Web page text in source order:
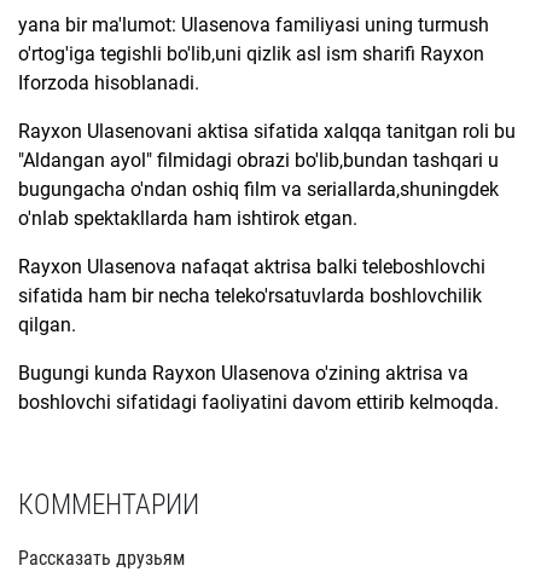
yana bir ma'lumot: Ulasenova familiyasi uning turmush
o'rtog'iga tegishli bo'lib,uni qizlik asl ism sharifi Rayxon
Iforzoda hisoblanadi.
Rayxon Ulasenovani aktisa sifatida xalqqa tanitgan roli bu
"Aldangan ayol" filmidagi obrazi bo'lib,bundan tashqari u
bugungacha o'ndan oshiq film va seriallarda,shuningdek
o'nlab spektakllarda ham ishtirok etgan.
Rayxon Ulasenova nafaqat aktrisa balki teleboshlovchi
sifatida ham bir necha teleko'rsatuvlarda boshlovchilik
qilgan.
Bugungi kunda Rayxon Ulasenova o'zining aktrisa va
boshlovchi sifatidagi faoliyatini davom ettirib kelmoqda.
КОММЕНТАРИИ
Рассказать друзьям